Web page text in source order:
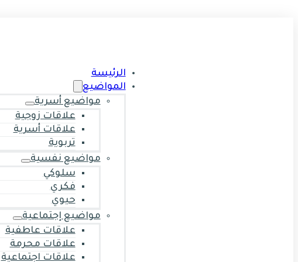
الرئيسة
المواضيع
مواضيع أسرية
علاقات زوجية
علاقات أسرية
تربوية
مواضيع نفسية
سلوكي
فكري
حيوي
مواضيع إجتماعية
علاقات عاطفية
علاقات محرمة
علاقات اجتماعية